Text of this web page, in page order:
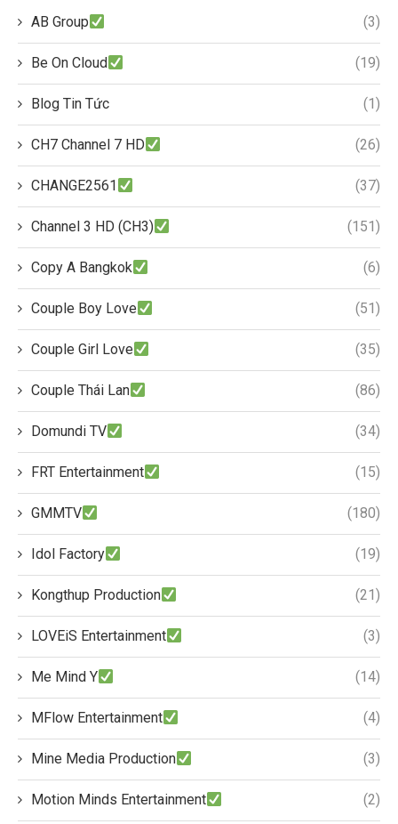
AB Group (3)
Be On Cloud (19)
Blog Tin Tức (1)
CH7 Channel 7 HD (26)
CHANGE2561 (37)
Channel 3 HD (CH3) (151)
Copy A Bangkok (6)
Couple Boy Love (51)
Couple Girl Love (35)
Couple Thái Lan (86)
Domundi TV (34)
FRT Entertainment (15)
GMMTV (180)
Idol Factory (19)
Kongthup Production (21)
LOVEiS Entertainment (3)
Me Mind Y (14)
MFlow Entertainment (4)
Mine Media Production (3)
Motion Minds Entertainment (2)